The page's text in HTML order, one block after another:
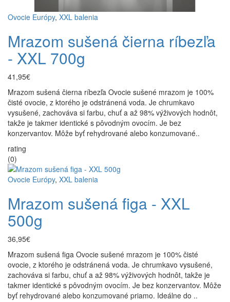
Ovocie Európy, XXL balenia
Mrazom sušená čierna ríbezľa
- XXL 700g
41,95€
Mrazom sušená čierna ríbezľa Ovocie sušené mrazom je 100%
čisté ovocie, z ktorého je odstránená voda. Je chrumkavo
vysušené, zachováva si farbu, chuť a až 98% výživových hodnôt,
takže je takmer identické s pôvodným ovocím. Je bez
konzervantov. Môže byť rehydrované alebo konzumované..
rating
(0)
Ovocie Európy, XXL balenia
Mrazom sušená figa - XXL
500g
36,95€
Mrazom sušená figa Ovocie sušené mrazom je 100% čisté
ovocie, z ktorého je odstránená voda. Je chrumkavo vysušené,
zachováva si farbu, chuť a až 98% výživových hodnôt, takže je
takmer identické s pôvodným ovocím. Je bez konzervantov. Môže
byť rehydrované alebo konzumované priamo. Ideálne do ..